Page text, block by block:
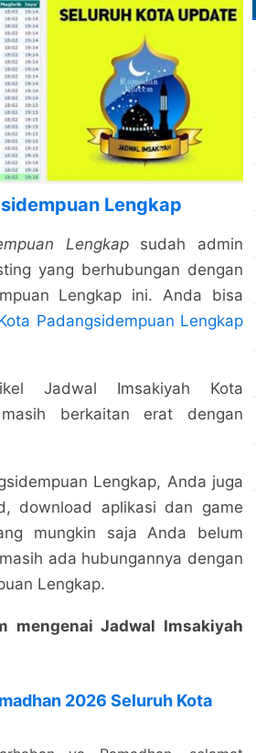
Lengkap
Lengkapsudah admin
yang berhubungan dengan
Lengkap ini. Anda bisa
Padangsidempuan Lengkap
Jadwal Imsakiyah Kota
berkaitan erat dengan
Lengkap, Anda juga
download aplikasi dan game
mungkin saja Anda belum
ada hubungannya dengan
Lengkap.
mengenai Jadwal Imsakiyah
2026 Seluruh Kota